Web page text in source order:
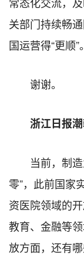
关部门持续畅
国运营得“更顺”。
谢谢。
浙江日报
当前，制
零”，此前国家
资医院领域的
教育、金融等
放方面，还有